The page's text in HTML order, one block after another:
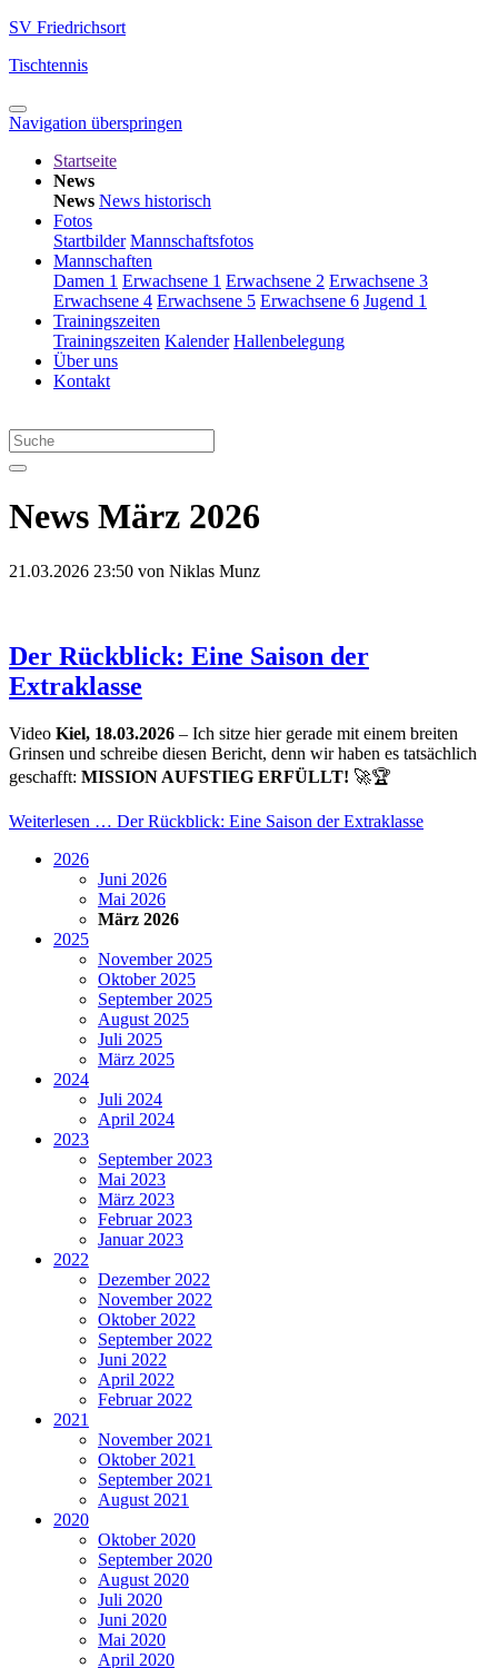
SV Friedrichsort
Tischtennis
Navigation überspringen
Startseite
News
News News historisch
Fotos
Startbilder Mannschaftsfotos
Mannschaften
Damen 1 Erwachsene 1 Erwachsene 2 Erwachsene 3
Erwachsene 4 Erwachsene 5 Erwachsene 6 Jugend 1
Trainingszeiten
Trainingszeiten Kalender Hallenbelegung
Über uns
Kontakt
News März 2026
21.03.2026 23:50 von Niklas Munz
Der Rückblick: Eine Saison der
Extraklasse
Video Kiel, 18.03.2026 – Ich sitze hier gerade mit einem breiten
Grinsen und schreibe diesen Bericht, denn wir haben es tatsächlich
geschafft: MISSION AUFSTIEG ERFÜLLT! 🚀🏆
Weiterlesen … Der Rückblick: Eine Saison der Extraklasse
2026
Juni 2026
Mai 2026
März 2026
2025
November 2025
Oktober 2025
September 2025
August 2025
Juli 2025
März 2025
2024
Juli 2024
April 2024
2023
September 2023
Mai 2023
März 2023
Februar 2023
Januar 2023
2022
Dezember 2022
November 2022
Oktober 2022
September 2022
Juni 2022
April 2022
Februar 2022
2021
November 2021
Oktober 2021
September 2021
August 2021
2020
Oktober 2020
September 2020
August 2020
Juli 2020
Juni 2020
Mai 2020
April 2020